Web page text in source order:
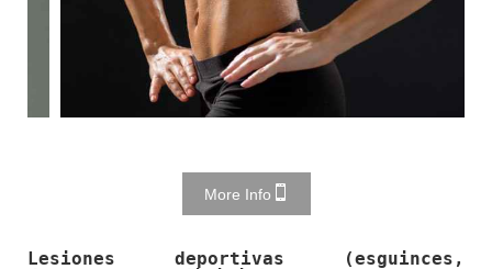
More Info
Lesiones deportivas (esguinces,